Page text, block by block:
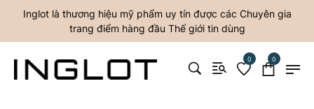
Inglot là thương hiệu mỹ phẩm uy tín được các Chuyên gia
trang điểm hàng đầu Thế giới tin dùng
0 0